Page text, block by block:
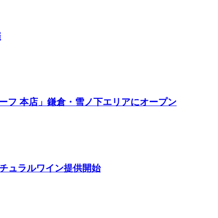
フ 本店」鎌倉・雪ノ下エリアにオープン
ュラルワイン提供開始